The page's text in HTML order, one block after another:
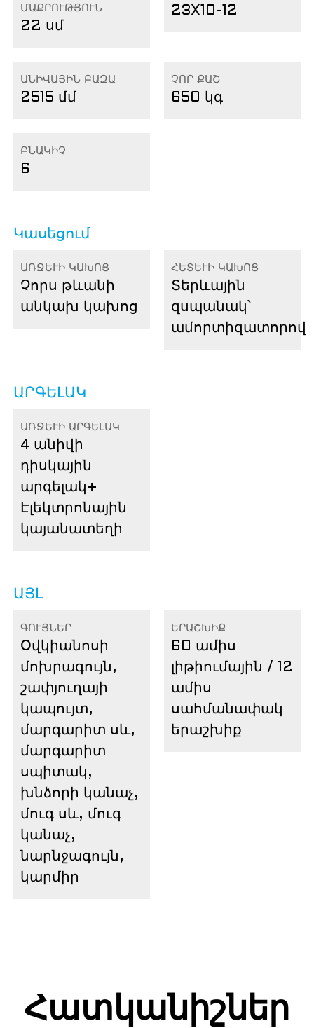
ՄԱՔՐՈՒԹՅՈՒՆ
22 սմ
23X10-12
ԱՆԻՎԱՅԻՆ ԲԱԶԱ
2515 մմ
ՉՈՐ ՔԱՇ
650 կգ
ԲՆԱԿԻՉ
6
Կասեցում
ԱՌՋԵՒԻ ԿԱԽՈՑ
Չորս թևանի
անկախ կախոց
ՀԵՏԵՒԻ ԿԱԽՈՑ
Տերևային
զսպանակ՝
ամորտիզատորով
ԱՐԳԵԼԱԿ
ԱՌՋԵՒԻ ԱՐԳԵԼԱԿ
4 անիվի
դիսկային
արգելակ +
Էլեկտրոնային
կայանատեղի
ԱՅԼ
ԳՈՒՅՆԵՐ
Օվկիանոսի
մոխրագույն,
շափյուղայի
կապույտ,
մարգարիտ սև,
մարգարիտ
սպիտակ,
խնձորի կանաչ,
մուգ սև, մուգ
կանաչ,
նարնջագույն,
կարմիր
ԵՐԱՇԽԻՔ
60 ամիս
լիթիումային / 12
ամիս
սահմանափակ
երաշխիք
Հատկանիշներ